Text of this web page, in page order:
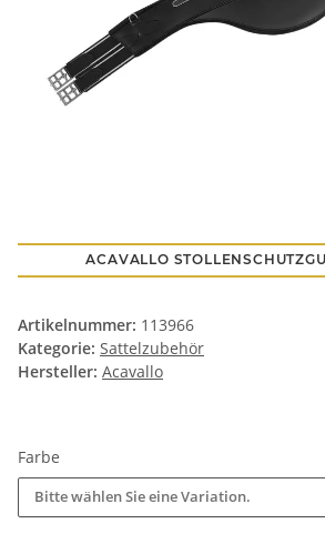
ACAVALLO
Artikelnummer: 113966
Kategorie: Sattelzubehör
Hersteller: Acavallo
Farbe
Bitte wählen Sie eine Variation.